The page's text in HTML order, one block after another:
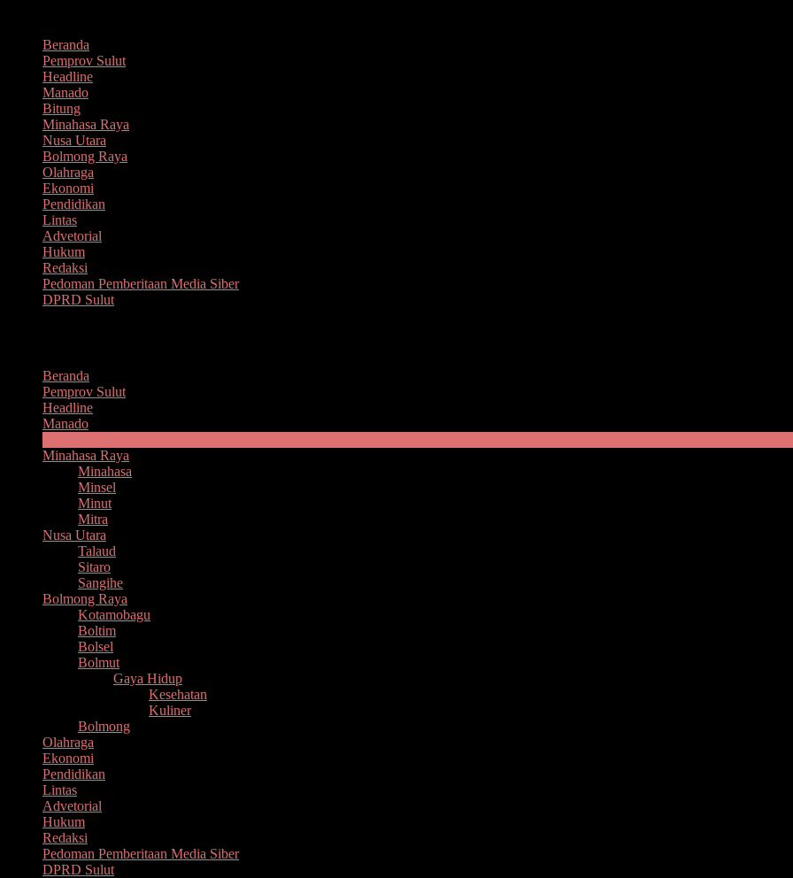
kontenBeranda
Pemprov Sulut
Headline
Manado
Bitung
Minahasa Raya
Nusa Utara
Bolmong Raya
Olahraga
Ekonomi
Pendidikan
Lintas
Advetorial
Hukum
Redaksi
Pedoman Pemberitaan Media Siber
DPRD Sulut
Beranda
Pemprov Sulut
Headline
Manado
Minahasa Raya
Minahasa
Minsel
Minut
Mitra
Nusa Utara
Talaud
Sitaro
Sangihe
Bolmong Raya
Kotamobagu
Boltim
Bolsel
Bolmut
Gaya Hidup
Kesehatan
Kuliner
Bolmong
Olahraga
Ekonomi
Pendidikan
Lintas
Advetorial
Hukum
Redaksi
Pedoman Pemberitaan Media Siber
DPRD Sulut